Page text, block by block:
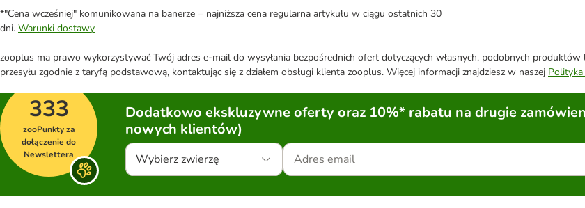
*"Cena wcześniej" komunikowana na banerze = najniższa cena regularna artykułu w ciągu ostatnich 30
dni. Warunki dostawy
zooplus ma prawo wykorzystywać Twój adres e-mail do wysyłania bezpośrednich ofert dotyczących własnych, podobnych
przesyłu zgodnie z taryfą podstawową, kontaktując się z działem obsługi klienta zooplus. Więcej informacji znajdziesz w naszej
333
zooPunkty za
dołączenie do
Newslettera
Dodatkowo ekskluzywne oferty oraz 10%* rabatu na drugie
nowych klientów)
Wybierz zwierzę